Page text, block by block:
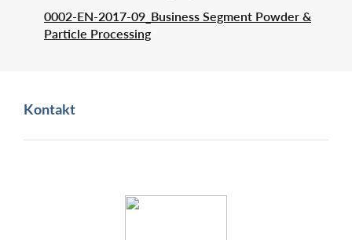
0002-EN-2017-09_Business Segment Powder &
Particle Processing
Kontakt